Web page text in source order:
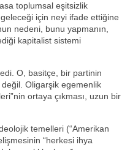
toplumsal eşitsizlik
için neyi ifade ettiğine
nedeni, bunu yapmanın,
kapitalist sistemi
O, basitçe, bir partinin
Oligarşik egemenlik
ortaya çıkması, uzun bir
temelleri (“Amerikan
“herkesi ihya